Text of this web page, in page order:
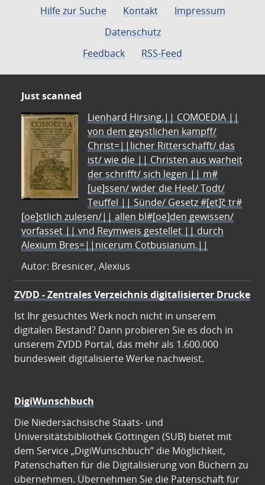
Hilfe zur Suche Kontakt
Impressum
Datenschutz
Feedback
RSS-Feed
Just scanned
Lienhard Hirsing.|| COMOEDIA ||
von dem geystlichen kampff/
Christ=||licher Ritterschafft/ das
ist/ wie die || Christen aus warheit
der schrifft/ sich legen || m#
[ue]ssen/ wider die Heel/ Todt/
Teuffel || Sünde/ Gesetz #[et]c̃ tr#
[oe]stlich zulesen/|| allen bl#[oe]den gewissen/
vorfasset || vnd Reymweis gestellet || durch
Alexium Bres=||nicerum Cotbusianum.||
Autor: Bresnicer, Alexius
ZVDD - Zentrales Verzeichnis digitalisierter Drucke
Ist Ihr gesuchtes Werk noch nicht in unserem
digitalen Bestand? Dann probieren Sie es doch in
unserem ZVDD Portal, das mehr als 1.600.000
bundesweit digitalisierte Werke nachweist.
DigiWunschbuch
Die Niedersächsische Staats- und
Universitätsbibliothek Göttingen (SUB) bietet mit
dem Service „DigiWunschbuch” die Möglichkeit,
Patenschaften für die Digitalisierung von Büchern zu
übernehmen. Übernehmen Sie die Patenschaft für